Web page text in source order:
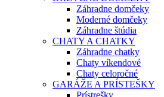
Záhradne domčeky
Moderné domčeky
Záhradne štúdia
CHATY A CHATKY
Záhradne chatky
Chaty víkendové
Chaty celoročné
GARÁŽE A PRÍSTEŠKY